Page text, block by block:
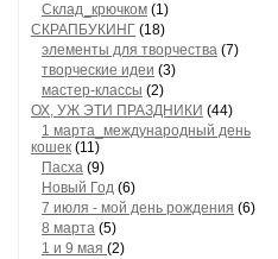
Склад_крючком (1)
СКРАПБУКИНГ (18)
элементы для творчества (7)
творческие идеи (3)
мастер-классы (2)
ОХ, УЖ ЭТИ ПРАЗДНИКИ (44)
1 марта_международный день
кошек (11)
Пасха (9)
Новый Год (6)
7 июля - мой день рождения (6)
8 марта (5)
1 и 9 мая (2)